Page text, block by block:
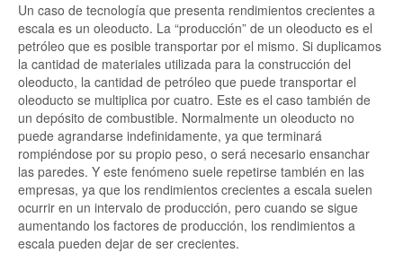
Un caso de tecnología que presenta rendimientos crecientes a
escala es un oleoducto. La “producción” de un oleoducto es el
petróleo que es posible transportar por el mismo. Si duplicamos
la cantidad de materiales utilizada para la construcción del
oleoducto, la cantidad de petróleo que puede transportar el
oleoducto se multiplica por cuatro. Este es el caso también de
un depósito de combustible. Normalmente un oleoducto no
puede agrandarse indefinidamente, ya que terminará
rompiéndose por su propio peso, o será necesario ensanchar
las paredes. Y este fenómeno suele repetirse también en las
empresas, ya que los rendimientos crecientes a escala suelen
ocurrir en un intervalo de producción, pero cuando se sigue
aumentando los factores de producción, los rendimientos a
escala pueden dejar de ser crecientes.